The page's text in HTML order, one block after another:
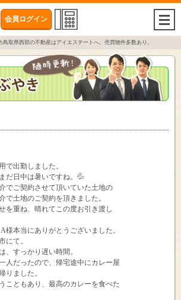
会員ログイン
鳥取県西部の不動産はアイエステートへ。売買物件多数あり。
で出勤しました。
だ日中は暑いですね。💦
でご契約させて頂いていた土地の
で土地のご契約を頂きました。
を重ね、晴れてこの度お引き渡し
様本当にありがとうございました。
にて。
、すっかり遅い時間。
人だったので、帰宅途中にカレー屋
りました。
こともあり、最高のカレーを食べた